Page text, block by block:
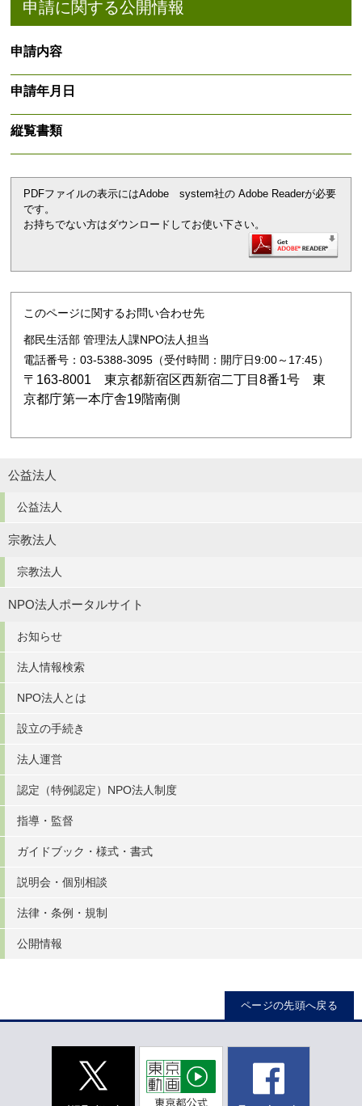
申請に関する公開情報
申請内容
申請年月日
縦覧書類
PDFファイルの表示にはAdobe system社の Adobe Readerが必要
です。
お持ちでない方はダウンロードしてお使い下さい。
このページに関するお問い合わせ先
都民生活部 管理法人課NPO法人担当
電話番号：03-5388-3095（受付時間：開庁日9:00～17:45）
〒163-8001 東京都新宿区西新宿二丁目8番1号 東
京都庁第一本庁舎19階南側
公益法人
公益法人
宗教法人
宗教法人
NPO法人ポータルサイト
お知らせ
法人情報検索
NPO法人とは
設立の手続き
法人運営
認定（特例認定）NPO法人制度
指導・監督
ガイドブック・様式・書式
説明会・個別相談
法律・条例・規制
公開情報
ページの先頭へ戻る